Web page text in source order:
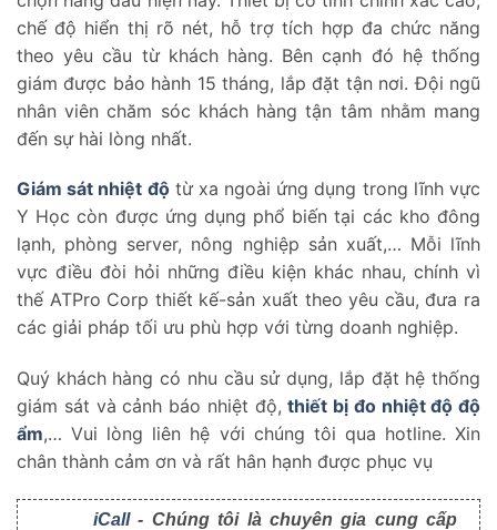
chế độ hiển thị rõ nét, hỗ trợ tích hợp đa chức năng
theo yêu cầu từ khách hàng. Bên cạnh đó hệ thống
giám được bảo hành 15 tháng, lắp đặt tận nơi. Đội ngũ
nhân viên chăm sóc khách hàng tận tâm nhằm mang
đến sự hài lòng nhất.
Giám sát nhiệt độtừ xa ngoài ứng dụng trong lĩnh vực
Y Học còn được ứng dụng phổ biến tại các kho đông
lạnh, phòng server, nông nghiệp sản xuất,… Mỗi lĩnh
vực điều đòi hỏi những điều kiện khác nhau, chính vì
thế ATPro Corp thiết kế-sản xuất theo yêu cầu, đưa ra
các giải pháp tối ưu phù hợp với từng doanh nghiệp.
Quý khách hàng có nhu cầu sử dụng, lắp đặt hệ thống
giám sát và cảnh báo nhiệt độ,thiết bị đo nhiệt độ độ
ẩm,… Vui lòng liên hệ với chúng tôi qua hotline. Xin
chân thành cảm ơn và rất hân hạnh được phục vụ
iCall- Chúng tôi là chuyên gia cung cấp